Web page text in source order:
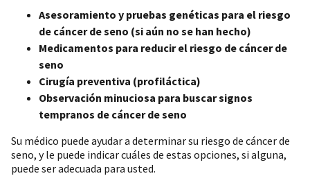
Asesoramiento y pruebas genéticas para el riesgo
de cáncer de seno (si aún no se han hecho)
Medicamentos para reducir el riesgo de cáncer de
seno
Cirugía preventiva (profiláctica)
Observación minuciosa para buscar signos
tempranos de cáncer de seno
Su médico puede ayudar a determinar su riesgo de cáncer de
seno, y le puede indicar cuáles de estas opciones, si alguna,
puede ser adecuada para usted.